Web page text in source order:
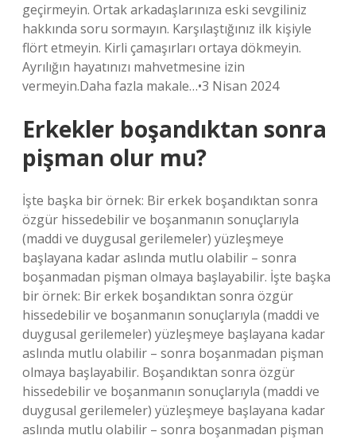
geçirmeyin. Ortak arkadaşlarınıza eski sevgiliniz
hakkında soru sormayın. Karşılaştığınız ilk kişiyle
flört etmeyin. Kirli çamaşırları ortaya dökmeyin.
Ayrılığın hayatınızı mahvetmesine izin
vermeyin.Daha fazla makale…•3 Nisan 2024
Erkekler boşandıktan sonra
pişman olur mu?
İşte başka bir örnek: Bir erkek boşandıktan sonra
özgür hissedebilir ve boşanmanın sonuçlarıyla
(maddi ve duygusal gerilemeler) yüzleşmeye
başlayana kadar aslında mutlu olabilir – sonra
boşanmadan pişman olmaya başlayabilir. İşte başka
bir örnek: Bir erkek boşandıktan sonra özgür
hissedebilir ve boşanmanın sonuçlarıyla (maddi ve
duygusal gerilemeler) yüzleşmeye başlayana kadar
aslında mutlu olabilir – sonra boşanmadan pişman
olmaya başlayabilir. Boşandıktan sonra özgür
hissedebilir ve boşanmanın sonuçlarıyla (maddi ve
duygusal gerilemeler) yüzleşmeye başlayana kadar
aslında mutlu olabilir – sonra boşanmadan pişman